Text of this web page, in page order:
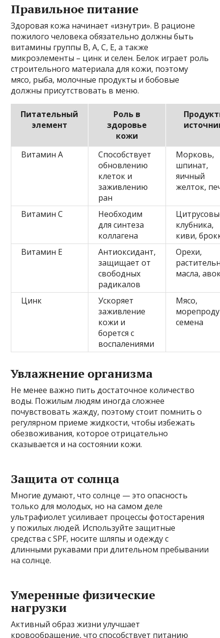
Правильное питание
Здоровая кожа начинает «изнутри». В рационе
пожилого человека обязательно должны быть
витамины группы B, A, C, Е, а также
микроэлементы – цинк и селен. Белок играет роль
строительного материала для кожи, поэтому
мясо, рыба, молочные продукты и бобовые
должны присутствовать в меню.
Питательный
элемент
Роль в
здоровье
кожи
Витамин A
Способствует
обновлению
клеток и
заживлению
ран
Морковь,
шпинат,
яичный
желток,
Витамин C
Необходим
для синтеза
коллагена
клубника,
киви,
Витамин E
Антиоксидант,
защищает от
свободных
радикалов
Орехи,
масла,
Цинк
Ускоряет
заживление
кожи и
борется с
воспалениями
Мясо,
семена
Увлажнение организма
Не менее важно пить достаточное количество
воды. Пожилым людям иногда сложнее
почувствовать жажду, поэтому стоит помнить о
регулярном приеме жидкости, чтобы избежать
обезвоживания, которое отрицательно
сказывается и на состоянии кожи.
Защита от солнца
Многие думают, что солнце — это опасность
только для молодых, но на самом деле
ультрафиолет усиливает процессы фотостарения
у пожилых людей. Используйте защитные
средства с SPF, носите шляпы и одежду с
длинными рукавами при длительном пребывании
на солнце.
Умеренные физические
нагрузки
Активный образ жизни улучшает
кровообращение, что способствует питанию